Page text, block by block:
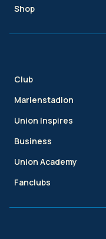
Shop
Club
Marienstadion
Union Inspires
Business
Union Academy
Fanclubs